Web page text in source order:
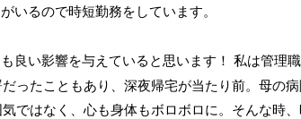
いるので時短勤務をしています。
良い影響を与えていると思います！ 私は管理
ったこともあり、深夜帰宅が当たり前。母の
ではなく、心も身体もボロボロに。そんな時